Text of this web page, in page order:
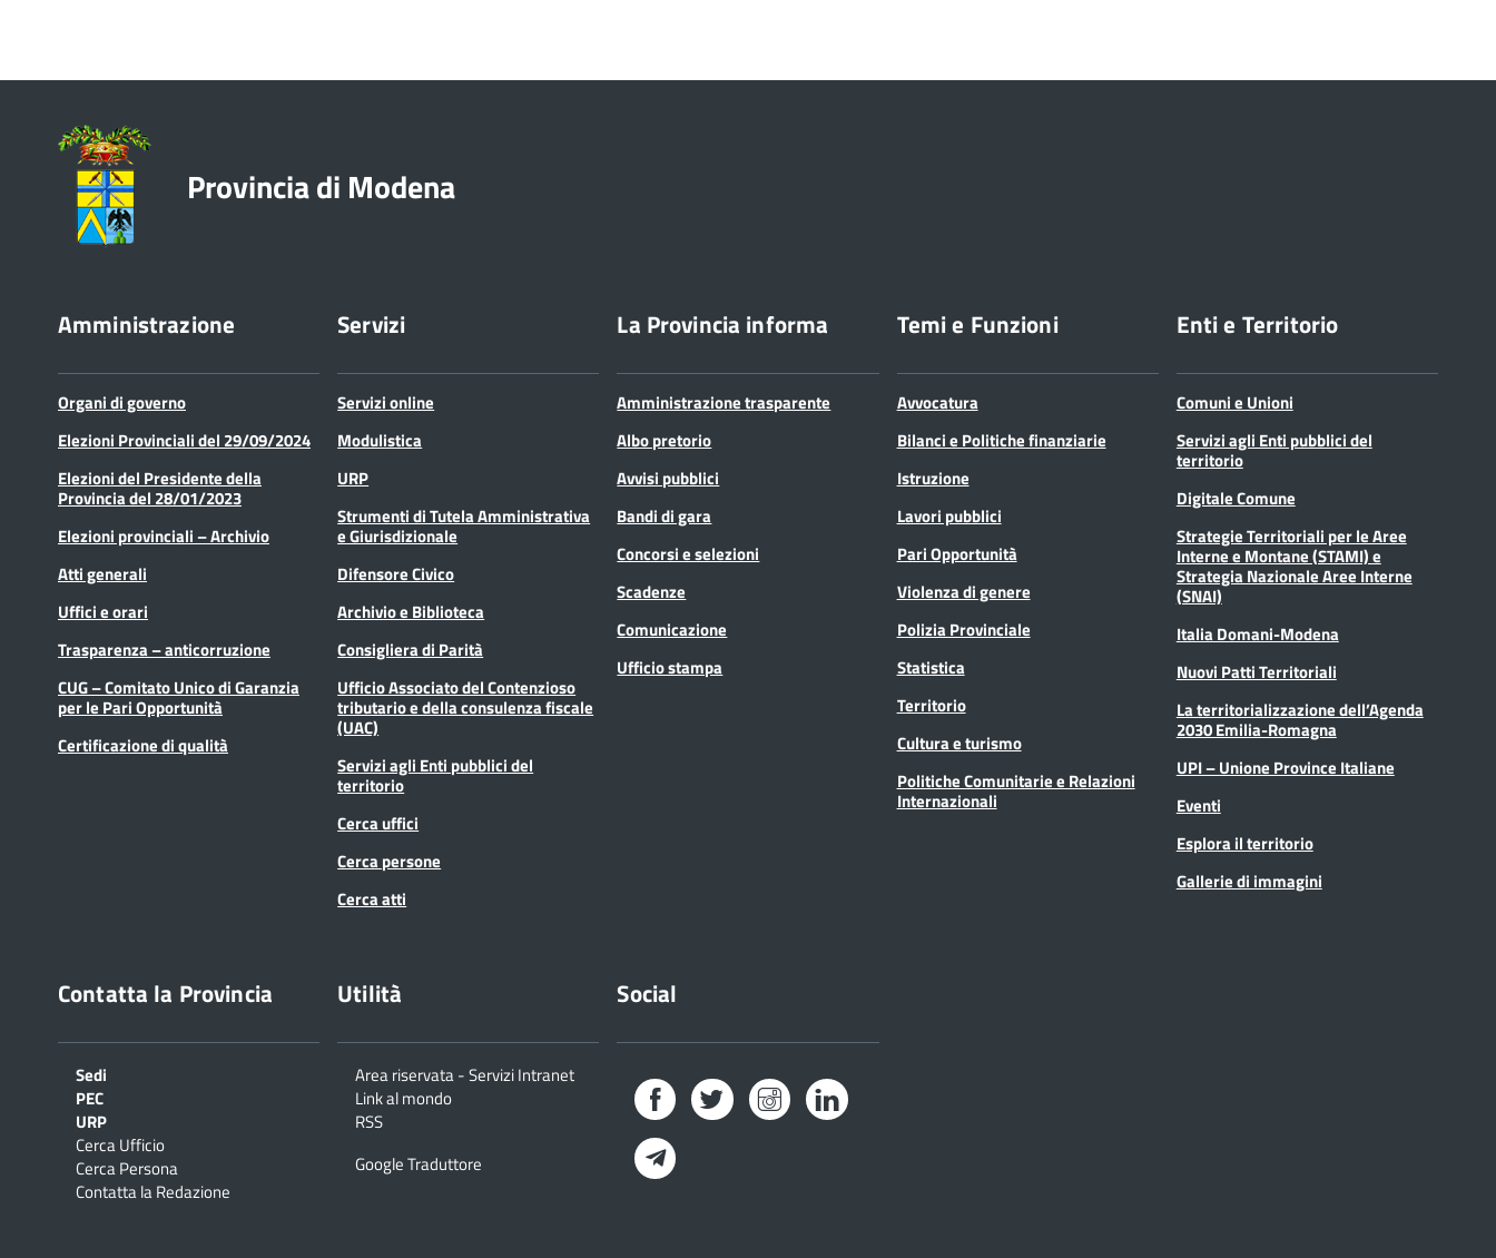
Provincia di Modena
Amministrazione
Organi di governo
Elezioni Provinciali del 29/09/2024
Elezioni del Presidente della
Provincia del 28/01/2023
Elezioni provinciali – Archivio
Atti generali
Uffici e orari
Trasparenza – anticorruzione
CUG – Comitato Unico di Garanzia
per le Pari Opportunità
Certificazione di qualità
Servizi
Servizi online
Modulistica
URP
Strumenti di Tutela Amministrativa
e Giurisdizionale
Difensore Civico
Archivio e Biblioteca
Consigliera di Parità
Ufficio Associato del Contenzioso
tributario e della consulenza fiscale
(UAC)
Servizi agli Enti pubblici del
territorio
Cerca uffici
Cerca persone
Cerca atti
La Provincia informa
Amministrazione trasparente
Albo pretorio
Avvisi pubblici
Bandi di gara
Concorsi e selezioni
Scadenze
Comunicazione
Ufficio stampa
Temi e Funzioni
Avvocatura
Bilanci e Politiche finanziarie
Istruzione
Lavori pubblici
Pari Opportunità
Violenza di genere
Polizia Provinciale
Statistica
Territorio
Cultura e turismo
Politiche Comunitarie e Relazioni
Internazionali
Enti e Territorio
Comuni e Unioni
Servizi agli Enti pubblici del
territorio
Digitale Comune
Strategie Territoriali per le Aree
Interne e Montane (STAMI) e
Strategia Nazionale Aree Interne
(SNAI)
Italia Domani-Modena
Nuovi Patti Territoriali
La territorializzazione dell’Agenda
2030 Emilia-Romagna
UPI – Unione Province Italiane
Eventi
Esplora il territorio
Gallerie di immagini
Contatta la Provincia
Sedi
PEC
URP
Cerca Ufficio
Cerca Persona
Contatta la Redazione
Utilità
Area riservata - Servizi Intranet
Link al mondo
RSS
Google Traduttore
Social
FacebookTwitterInstagramLinkedIn